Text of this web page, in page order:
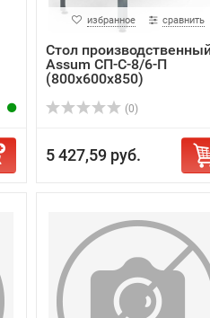
избранное сравнить
Стол
Assum СП-С-8/6-П
(800х600х850)
(0)
5 427,59 руб.